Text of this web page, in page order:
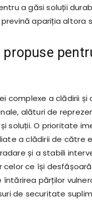
a găsi soluții
apariția altora
complexe a clădirii și
alături de
soluții. O prioritate
a clădirii de către
și a stabili
ce își
părților
de securitate